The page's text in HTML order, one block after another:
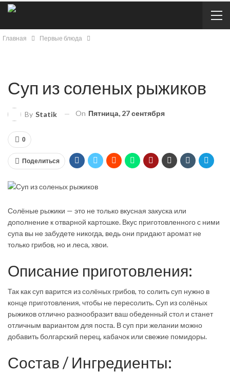
Главная Первые блюда
Суп из соленых рыжиков
By Statik On Пятница, 27 сентября
0
Поделиться
Солёные рыжики — это не только вкусная закуска или
дополнение к отварной картошке. Вкус приготовленного с ними
супа вы не забудете никогда, ведь они придают аромат не
только грибов, но и леса, хвои.
Описание приготовления:
Так как суп варится из солёных грибов, то солить суп нужно в
конце приготовления, чтобы не пересолить. Суп из солёных
рыжиков отлично разнообразит ваш обеденный стол и станет
отличным вариантом для поста. В суп при желании можно
добавить болгарский перец, кабачок или свежие помидоры.
Состав / Ингредиенты: